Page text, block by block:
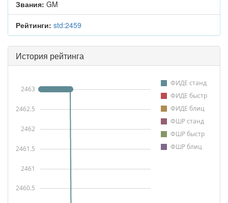
Звания: GM
Рейтинги: std:2459
История рейтинга
ФИДЕ станд
ФИДЕ быстр
ФИДЕ блиц
ФШР станд
ФШР быстр
ФШР блиц
2460.5
2461
2461.5
2462
2462.5
2463